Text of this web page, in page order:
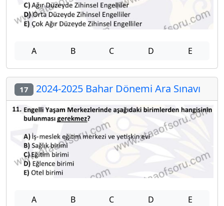
A B C D E
17 2024-2025 Bahar Dönemi Ara Sınavı
A B C D E